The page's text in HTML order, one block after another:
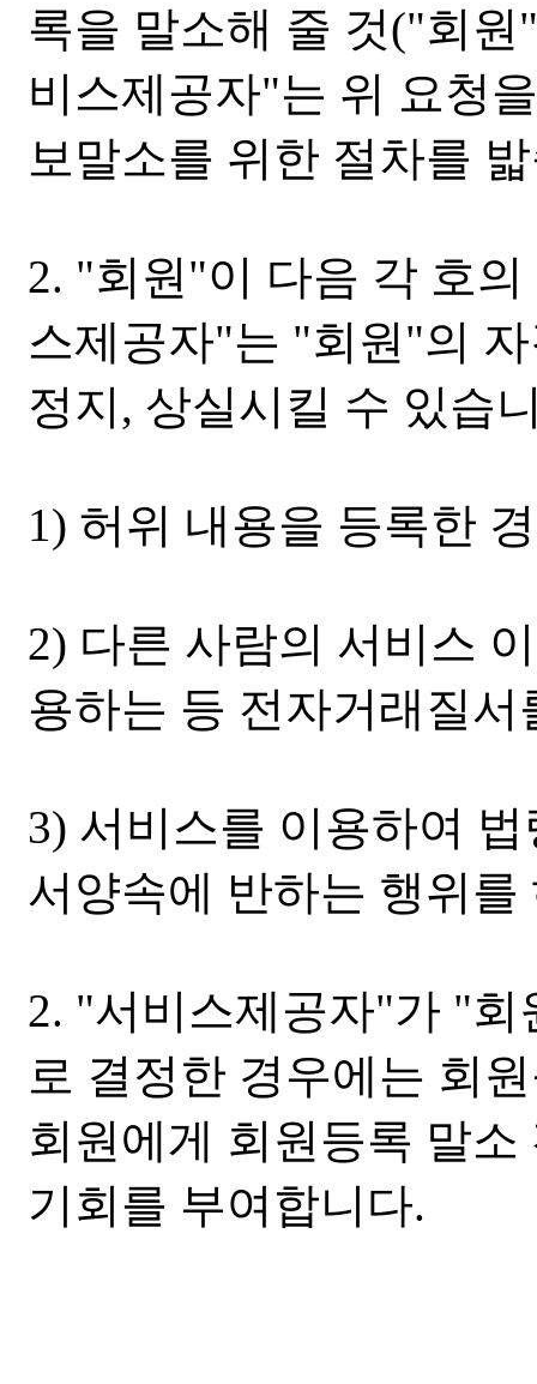
록을 말소해 줄 것("회
비스제공자"는 위 요청
보말소를 위한 절차를
2. "회원"이 다음 각 호
스제공자"는 "회원"의
정지, 상실시킬 수 있습
1) 허위 내용을 등록한
2) 다른 사람의 서비스
용하는 등 전자거래질
3) 서비스를 이용하여
서양속에 반하는 행위를
2. "서비스제공자"가 "
로 결정한 경우에는 회
회원에게 회원등록 말
기회를 부여합니다.